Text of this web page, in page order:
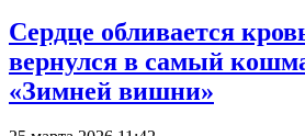
Сердце обливается
вернулся в самый
«Зимней вишни»